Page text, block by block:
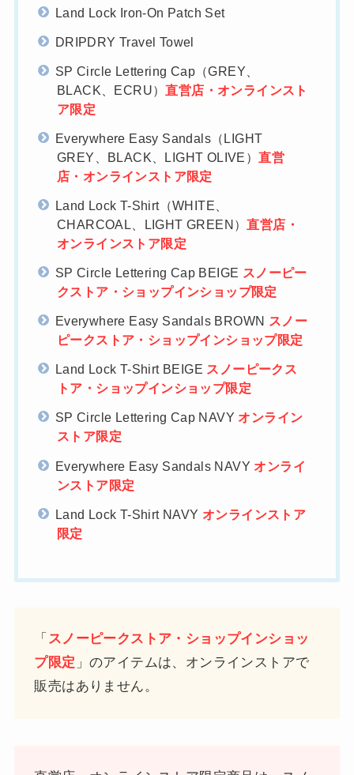
Land Lock Iron-On Patch Set
DRIPDRY Travel Towel
SP Circle Lettering Cap（GREY、
BLACK、ECRU）直営店・オンラインスト
ア限定
Everywhere Easy Sandals（LIGHT
GREY、BLACK、LIGHT OLIVE）直営
店・オンラインストア限定
Land Lock T-Shirt（WHITE、
CHARCOAL、LIGHT GREEN）直営店・
オンラインストア限定
SP Circle Lettering Cap BEIGE スノーピー
クストア・ショップインショップ限定
Everywhere Easy Sandals BROWN スノー
ピークストア・ショップインショップ限定
Land Lock T-Shirt BEIGE スノーピークス
トア・ショップインショップ限定
SP Circle Lettering Cap NAVY オンライン
ストア限定
Everywhere Easy Sandals NAVY オンライ
ンストア限定
Land Lock T-Shirt NAVY オンラインストア
限定
「 スノーピークストア・ショップインショッ
プ限定 」のアイテムは、オンラインストアで
販売はありません。